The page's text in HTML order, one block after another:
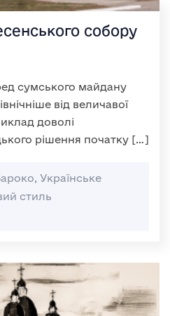
собору
сумського майдану
від величавої
доволі
рішення початку […]
Українське
стиль